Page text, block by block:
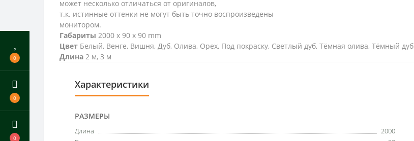
0
0
0
может несколько отличаться от оригиналов,
т.к. истинные оттенки не могут быть точно воспроизведены
монитором.
Габариты 2000 x 90 x 90 mm
Цвет Белый, Венге, Вишня, Дуб, Олива, Орех, Под покраску, Светлый дуб, Тёмная олива, Тёмный дуб
Длина 2 м, 3 м
Характеристики
РАЗМЕРЫ
Длина
2000